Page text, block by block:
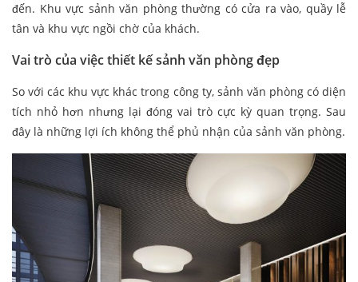
đến. Khu vực sảnh văn phòng thường có cửa ra vào, quầy lễ
tân và khu vực ngồi chờ của khách.
Vai trò của việc thiết kế sảnh văn phòng đẹp
So với các khu vực khác trong công ty, sảnh văn phòng có diện
tích nhỏ hơn nhưng lại đóng vai trò cực kỳ quan trọng. Sau
đây là những lợi ích không thể phủ nhận của sảnh văn phòng.